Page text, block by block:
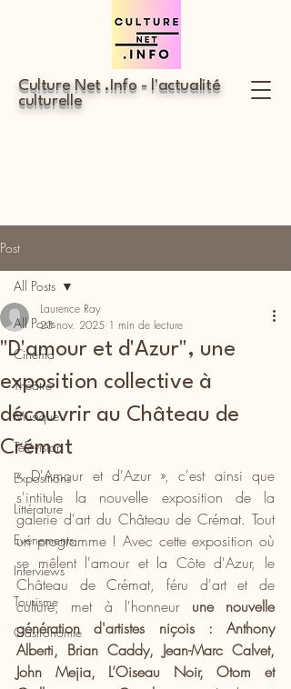
Culture Net .Info - l'actualité
culturelle
Post
All Posts
Cinéma
Théâtre
Musique
Télévision
Expositions
Littérature
Evénements
Interviews
Tourisme
Gastronomie
All Posts
"D'amour et d'Azur", une
exposition collective à
découvrir au Château de
Crémat
Laurence Ray
23 nov. 2025 1 min de lecture
« D'Amour et d'Azur », c'est ainsi que
s'intitule la nouvelle exposition de la
galerie d'art du Château de Crémat. Tout
un programme ! Avec cette exposition où
se mêlent l'amour et la Côte d'Azur, le
Château de Crémat, féru d'art et de
culture, met à l'honneur une nouvelle
génération d'artistes niçois : Anthony
Alberti, Brian Caddy, Jean-Marc Calvet,
John Mejia, L’Oiseau Noir, Otom et